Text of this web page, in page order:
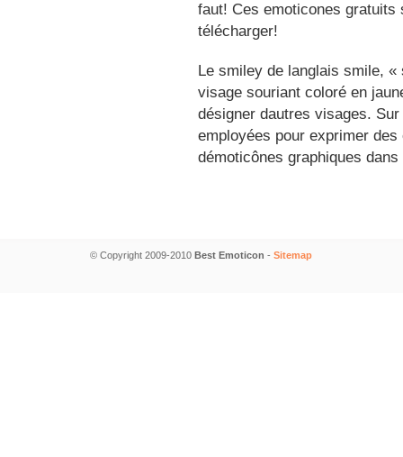
faut! Ces emoticones
télécharger!
Le smiley de langlais smile,
visage souriant coloré en
désigner dautres visages.
employées pour exprimer
démoticônes graphiques
© Copyright 2009-2010 Best Emoticon - Sitemap